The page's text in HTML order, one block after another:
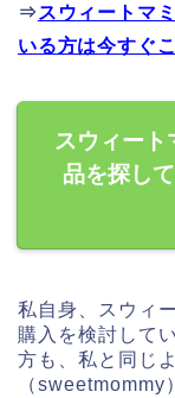
⇒ スウィートマ
いる方は今すぐ
スウィー
品を探し
私自身、スウィ
購入を検討して
方も、私と同じ
（